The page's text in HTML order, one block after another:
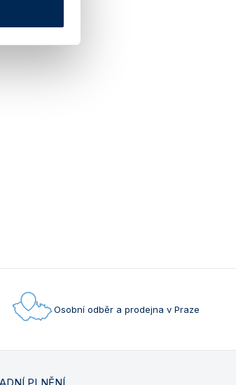
Osobní odběr a prodejna v Praze